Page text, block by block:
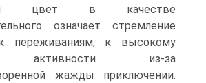
цвет в каче­стве
означает стремление
переживаниям, к высокому
активности из-за
жажды приключе­нии.